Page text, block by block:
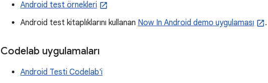
Android test örnekleri
Android test kitaplıklarını kullanan Now In Android demo uygulaması .
Codelab uygulamaları
Android Testi Codelab'i